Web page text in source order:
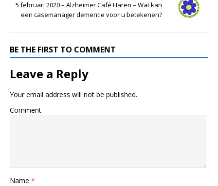
5 februari 2020 – Alzheimer Café Haren – Wat kan
een casemanager dementie voor u betekenen?
BE THE FIRST TO COMMENT
Leave a Reply
Your email address will not be published.
Comment
Name *